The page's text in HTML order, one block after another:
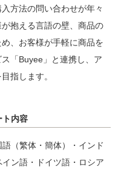
方法の問い合わせが年々
抱える言語の壁、商品の
、お客様が手軽に商品を
「Buyee」と連携し、ア
指します。
ト内容
（繁体・簡体）・インド
ン語・ドイツ語・ロシア